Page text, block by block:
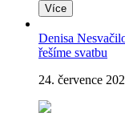
Více
Denisa
řešíme svatbu
24. července